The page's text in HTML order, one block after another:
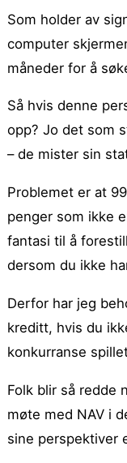
Som holder av
computer
måneder for å
Så hvis denne
opp? Jo det som
– de mister sin
Problemet er at
penger som ikke
fantasi til å
dersom du ikke
Derfor har jeg
kreditt, hvis du
konkurranse
Folk blir så redde
møte med NAV i
sine perspektiver